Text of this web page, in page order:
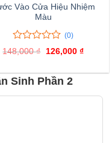
Vào Cửa Hiệu Nhiệm
Màu
0
trên
0
đánh
giá
(0)
148,000₫ Giá
148,000 ₫.
126,000 ₫Giá
là:
Sinh Phần 2